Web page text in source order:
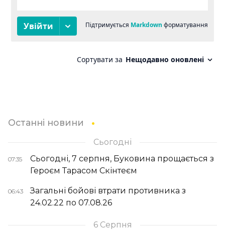
Останні новини
Сьогодні
07:35
Сьогодні, 7 серпня, Буковина прощається з
Героєм Тарасом Скінтеєм
06:43
Загальні бойові втрати противника з
24.02.22 по 07.08.26
6 Серпня